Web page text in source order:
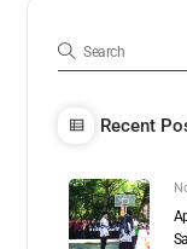
Recent